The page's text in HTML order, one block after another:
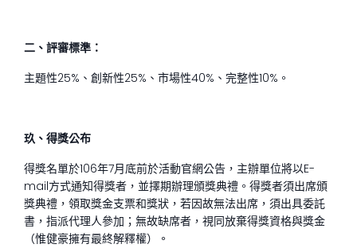
二、評審標準：
主題性25%、創新性25%、市場性40%、完整性10%。
玖、得獎公布
得獎名單於106年7月底前於活動官網公告，主辦單位將以E-
mail方式通知得獎者，並擇期辦理頒獎典禮。得獎者須出席頒
獎典禮，領取獎金支票和獎狀，若因故無法出席，須出具委託
書，指派代理人參加；無故缺席者，視同放棄得獎資格與獎金
（惟健豪擁有最終解釋權）。